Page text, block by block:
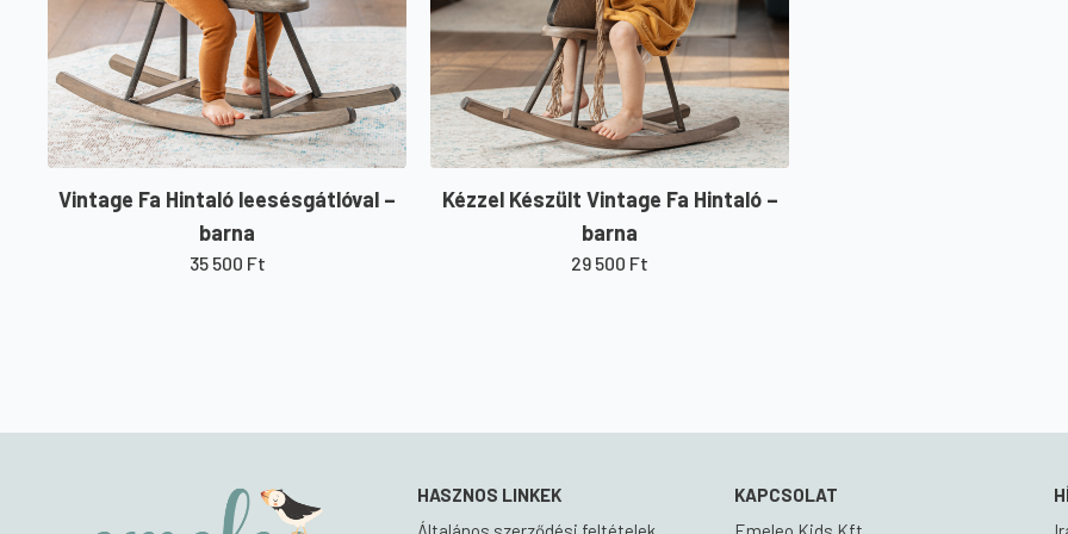
Vintage Fa Hintaló leesésgátlóval –
barna
35 500 Ft
Kézzel Készült Vintage Fa Hintaló –
barna
29 500 Ft
HASZNOS LINKEK
KAPCSOLAT